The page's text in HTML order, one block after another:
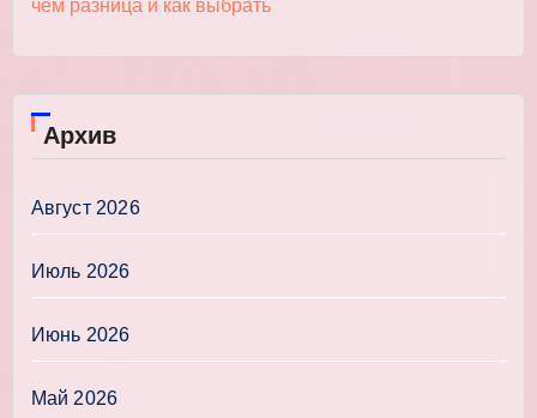
чём разница и как выбрать
Архив
Август 2026
Июль 2026
Июнь 2026
Май 2026